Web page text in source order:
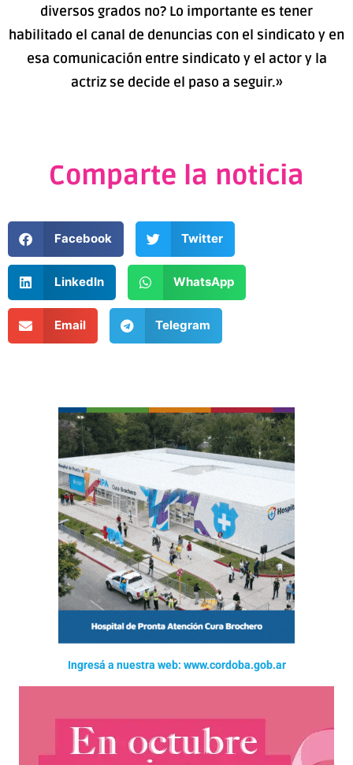
diversos grados no? Lo importante es tener
habilitado el canal de denuncias con el sindicato y en
esa comunicación entre sindicato y el actor y la
actriz se decide el paso a seguir.»
Comparte la noticia
Facebook Twitter
LinkedIn WhatsApp
Email Telegram
Ingresá a nuestra web: www.cordoba.gob.ar